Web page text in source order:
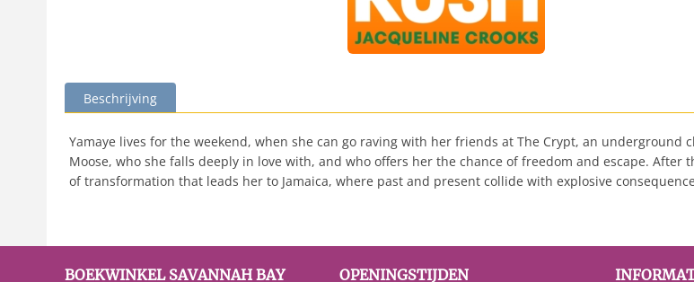
Beschrijving
Yamaye lives for the weekend, when she can go raving with her friends at The Crypt, an underground
Moose, who she falls deeply in love with, and who offers her the chance of freedom and escape.
of transformation that leads her to Jamaica, where past and present collide with explosive
BOEKWINKEL SAVANNAH BAY OPENINGSTIJDEN